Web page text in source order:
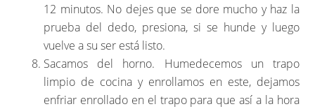
12 minutos. No dejes que se dore mucho y haz la
prueba del dedo, presiona, si se hunde y luego
vuelve a su ser está listo.
Sacamos del horno. Humedecemos un trapo
limpio de cocina y enrollamos en este, dejamos
enfriar enrollado en el trapo para que así a la hora